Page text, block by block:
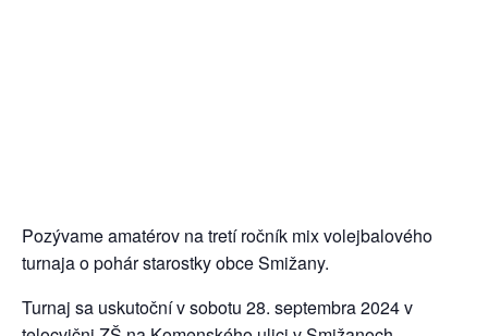
Pozývame amatérov na tretí ročník mix volejbalového
turnaja o pohár starostky obce Smižany.
Turnaj sa uskutoční v sobotu 28. septembra 2024 v